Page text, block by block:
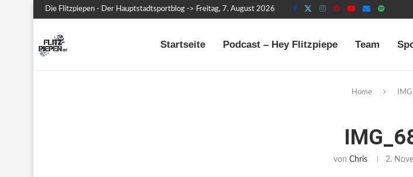
Die Flitzpiepen - Der Hauptstadtsportblog -> Freitag, 7. August 2026
Startseite Podcast – Hey Flitzpiepe Team
Home
von Chris 2.